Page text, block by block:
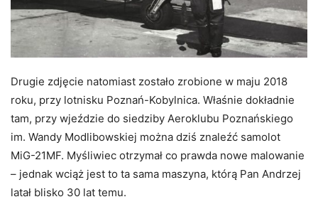
Drugie zdjęcie natomiast zostało zrobione w maju 2018
roku, przy lotnisku Poznań-Kobylnica. Właśnie dokładnie
tam, przy wjeździe do siedziby Aeroklubu Poznańskiego
im. Wandy Modlibowskiej można dziś znaleźć samolot
MiG-21MF. Myśliwiec otrzymał co prawda nowe malowanie
– jednak wciąż jest to ta sama maszyna, którą Pan Andrzej
latał blisko 30 lat temu.